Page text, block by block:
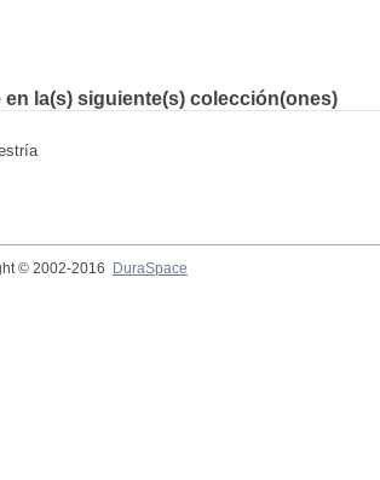
en la(s) siguiente(s) colección(ones)
© 2002-2016
DuraSpace